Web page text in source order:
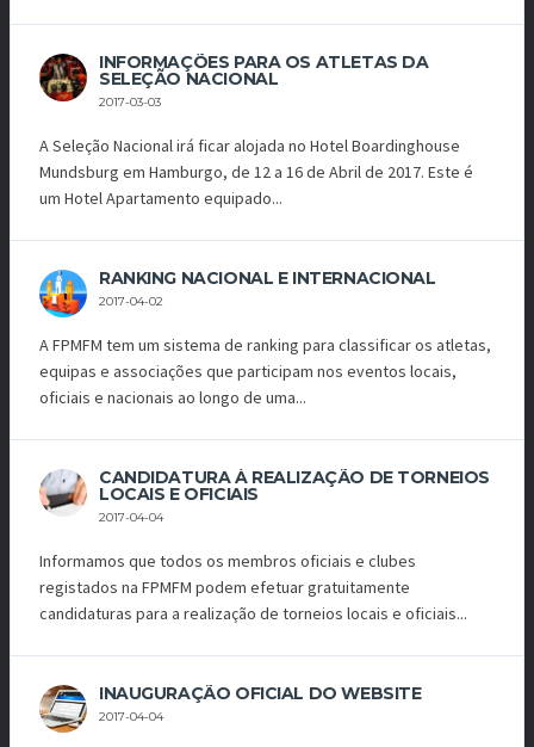
INFORMAÇÕES PARA OS ATLETAS DA
SELEÇÃO NACIONAL
2017-03-03
A Seleção Nacional irá ficar alojada no Hotel Boardinghouse
Mundsburg em Hamburgo, de 12 a 16 de Abril de 2017. Este é
um Hotel Apartamento equipado...
RANKING NACIONAL E INTERNACIONAL
2017-04-02
A FPMFM tem um sistema de ranking para classificar os atletas,
equipas e associações que participam nos eventos locais,
oficiais e nacionais ao longo de uma...
CANDIDATURA À REALIZAÇÃO DE TORNEIOS
LOCAIS E OFICIAIS
2017-04-04
Informamos que todos os membros oficiais e clubes
registados na FPMFM podem efetuar gratuitamente
candidaturas para a realização de torneios locais e oficiais...
INAUGURAÇÃO OFICIAL DO WEBSITE
2017-04-04